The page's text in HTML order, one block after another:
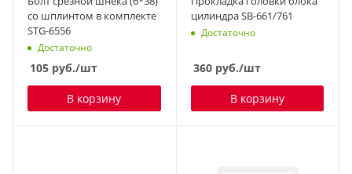
со шплинтом в комплекте
STG-6556
Достаточно
105 руб./шт
В корзину
цилиндра SB-661/761
Достаточно
360руб./шт
В корзину